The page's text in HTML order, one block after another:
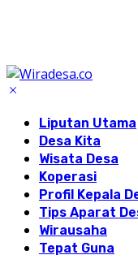
Liputan Utama
Desa Kita
Wisata Desa
Koperasi
Profil Kepala
Tips Aparat
Wirausaha
Tepat Guna